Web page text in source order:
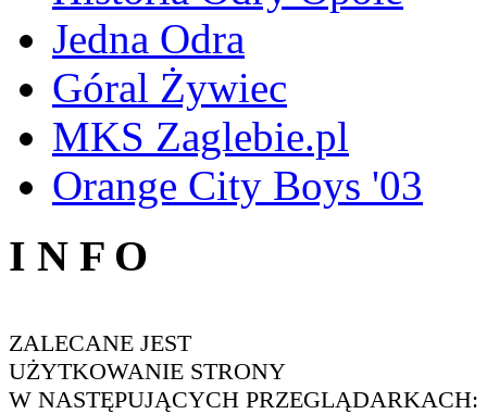
Jedna Odra
Góral Żywiec
MKS Zaglebie.pl
Orange City Boys '03
I N F O
ZALECANE JEST
UŻYTKOWANIE STRONY
W NASTĘPUJĄCYCH PRZEGLĄDARKACH: